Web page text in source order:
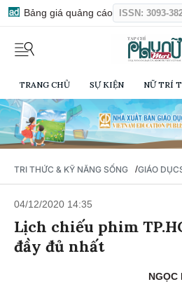
Bảng giá quảng cáo ISSN: 3093-
TRANG CHỦ SỰ KIỆN NỮ TRÍ
TRI THỨC & KỸ NĂNG SỐNG /GIÁO DỤC
04/12/2020 14:35
Lịch chiếu phim
đầy đủ nhất
NGỌC